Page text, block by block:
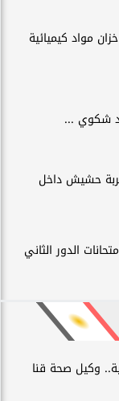
مواد كيميائية
شكوي ...
بحوزته 75 طربة حشيش داخل
الدور الثاني
وكيل صحة قنا